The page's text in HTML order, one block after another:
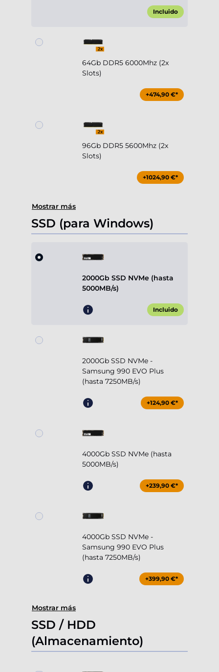
Incluido
64Gb DDR5 6000Mhz (2x
Slots)
+474,90 €*
96Gb DDR5 5600Mhz (2x
Slots)
+1024,90 €*
Mostrar más
SSD (para Windows)
2000Gb SSD NVMe (hasta
5000MB/s)
Incluido
2000Gb SSD NVMe -
Samsung 990 EVO Plus
(hasta 7250MB/s)
+124,90 €*
4000Gb SSD NVMe (hasta
5000MB/s)
+239,90 €*
4000Gb SSD NVMe -
Samsung 990 EVO Plus
(hasta 7250MB/s)
+399,90 €*
Mostrar más
SSD / HDD
(Almacenamiento)